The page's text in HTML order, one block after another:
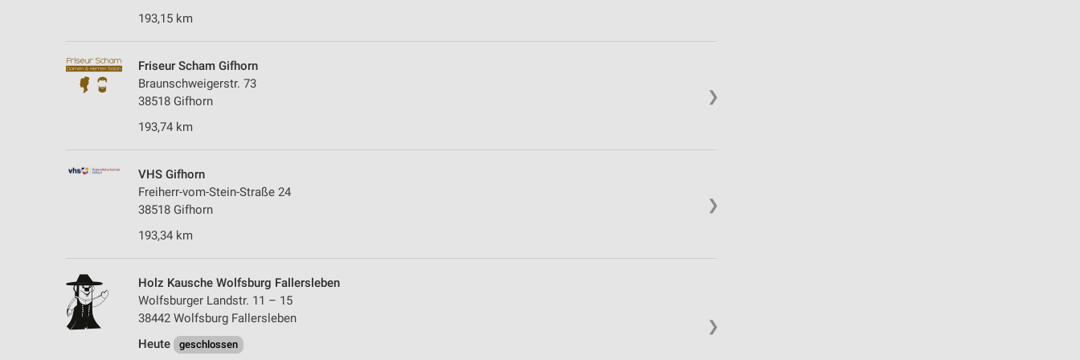
193,15 km
❯
Friseur Scham Gifhorn
Braunschweigerstr. 73
38518 Gifhorn
193,74 km
❯
VHS Gifhorn
Freiherr-vom-Stein-Straße 24
38518 Gifhorn
193,34 km
❯
Holz Kausche Wolfsburg Fallersleben
Wolfsburger Landstr. 11 – 15
38442 Wolfsburg Fallersleben
Heute
geschlossen